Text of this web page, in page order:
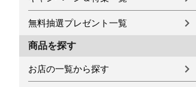
無料抽選プレゼント一覧
商品を探す
お店の一覧から探す